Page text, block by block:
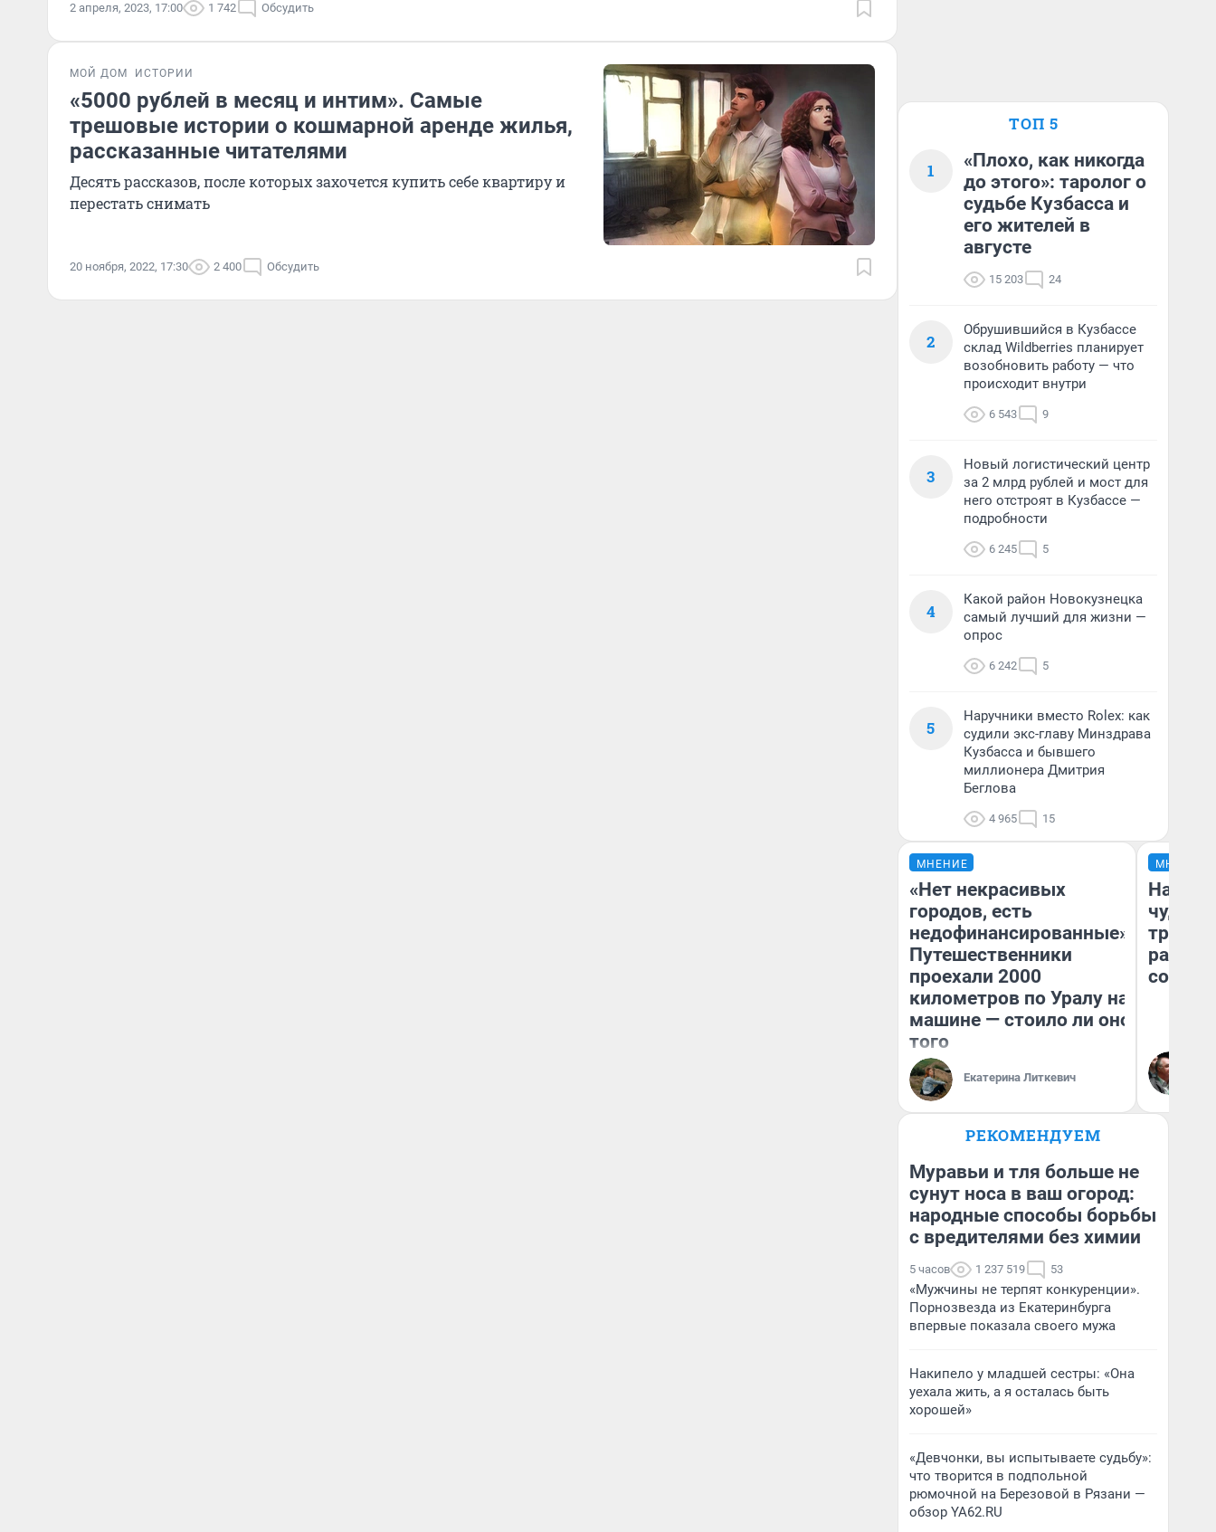
2 апреля, 2023, 17:00 1 742 Обсудить
МОЙ ДОМ ИСТОРИИ
«5000 рублей в месяц и интим». Самые
трешовые истории о кошмарной аренде жилья,
рассказанные читателями
Десять рассказов, после которых захочется купить себе квартиру и
перестать снимать
20 ноября, 2022, 17:30 2 400 Обсудить
ТОП 5
1
«Плохо, как никогда
до этого»: таролог о
судьбе Кузбасса и
его жителей в
августе
15 203 24
2
Обрушившийся в Кузбассе
склад Wildberries планирует
возобновить работу — что
происходит внутри
6 543 9
3
Новый логистический центр
за 2 млрд рублей и мост для
него отстроят в Кузбассе —
подробности
6 245 5
4
Какой район Новокузнецка
самый лучший для жизни —
опрос
6 242 5
5
Наручники вместо Rolex: как
судили экс-главу Минздрава
Кузбасса и бывшего
миллионера Дмитрия
Беглова
4 965 15
МНЕНИЕ
«Нет некрасивых
городов, есть
недофинансированные».
Путешественники
проехали 2000
километров по Уралу на
машине — стоило ли оно
того
Екатерина Литкевич
МНЕНИЕ
чудом
РЕКОМЕНДУЕМ
Муравьи и тля больше не
сунут носа в ваш огород:
народные способы борьбы
с вредителями без химии
5 часов 1 237 519 53
«Мужчины не терпят конкуренции».
Порнозвезда из Екатеринбурга
впервые показала своего мужа
Накипело у младшей сестры: «Она
уехала жить, а я осталась быть
хорошей»
«Девчонки, вы испытываете судьбу»:
что творится в подпольной
рюмочной на Березовой в Рязани —
обзор YA62.RU